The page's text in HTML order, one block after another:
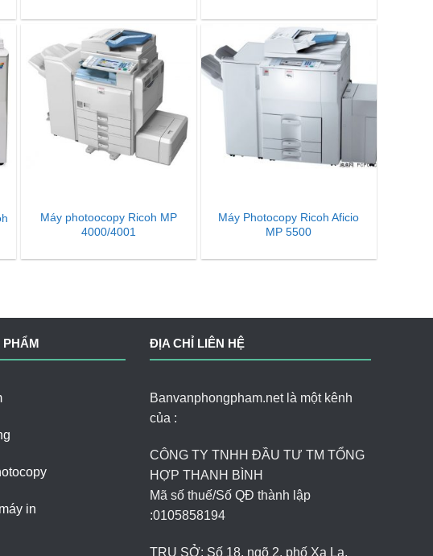
Máy photoocopy Ricoh MP
4000/4001
Máy Photocopy Ricoh Aficio
MP 5500
PHẨM
in
ĐỊA CHỈ LIÊN HỆ
Banvanphongpham.net là một kênh
của :
CÔNG TY TNHH ĐẦU TƯ TM TỔNG
HỢP THANH BÌNH
Mã số thuế/Số QĐ thành lập
:0105858194
TRỤ SỞ: Số 18, ngõ 2, phố Xa La,